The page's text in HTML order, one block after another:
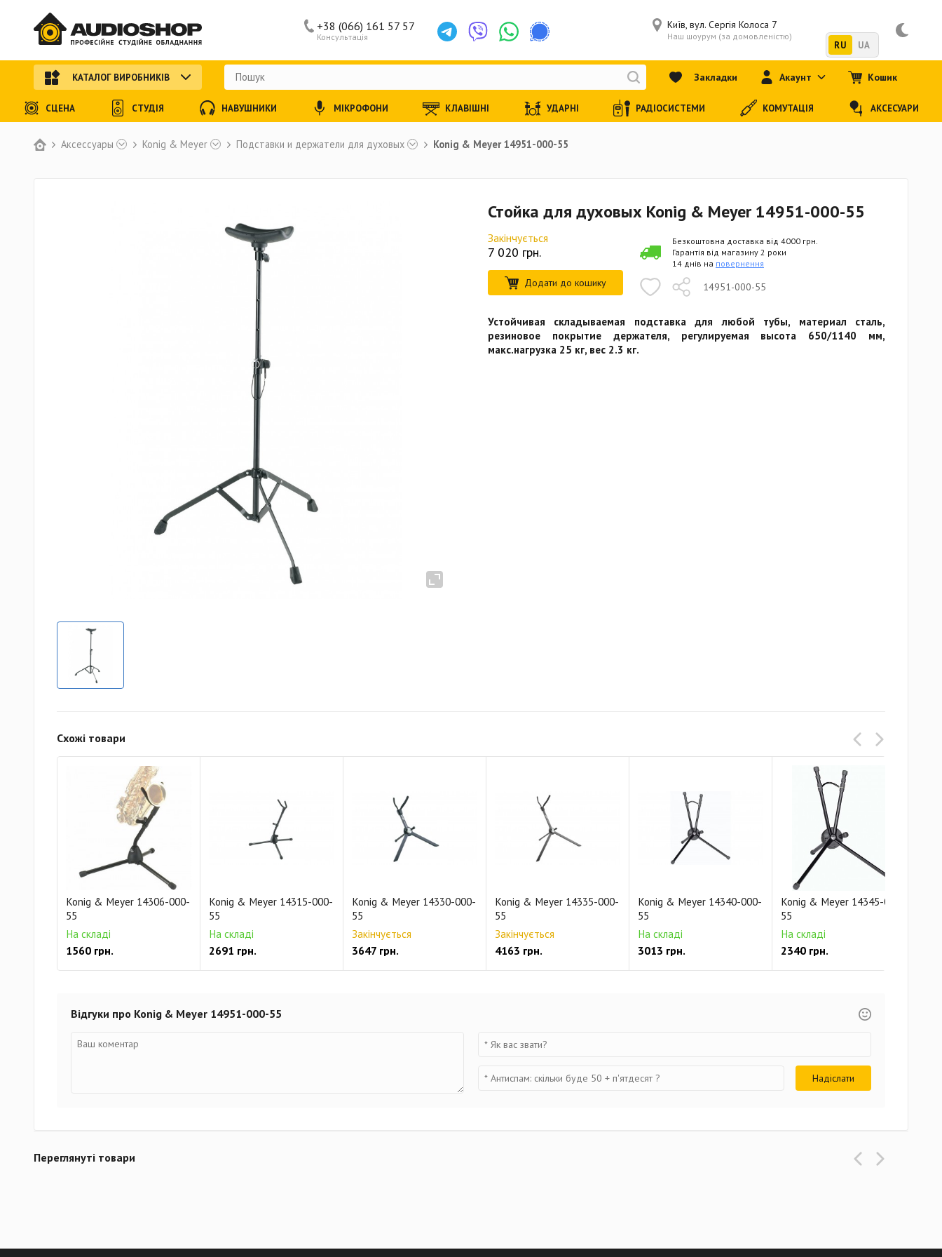
Аксессуары Konig & Meyer Подставки и держатели для духовых Konig & Meyer 14951-000-55
Стойка для духовых Konig & Meyer 14951-000-55
Закінчується
7 020 грн.
Додати до кошику 14951-000-55
Безкоштовна доставка від 4000 грн.
Гарантія від магазину 2 роки
14 днів на повернення
Устойчивая складываемая подставка для любой тубы, материал сталь,
резиновое покрытие держателя, регулируемая высота 650/1140 мм,
макс.нагрузка 25 кг, вес 2.3 кг.
Схожі товари
Konig & Meyer 14306-000-
55
На складі
1560 грн.
Konig & Meyer 14315-000-
55
На складі
2691 грн.
Konig & Meyer 14330-000-
55
Закінчується
3647 грн.
Konig & Meyer 14335-000-
55
Закінчується
4163 грн.
Konig & Meyer 14340-000-
55
На складі
3013 грн.
Konig & Meyer 14345-000-
55
На складі
2340 грн.
Відгуки про Konig & Meyer 14951-000-55
Переглянуті товари
Консультація
+38 (066) 161 57 57 Київ, вул. Сергія Колоса 7
Наш шоурум (за домовленістю)
RU UA
КАТАЛОГ ВИРОБНИКІВ Закладки Акаунт Кошик
СЦЕНА СТУДІЯ НАВУШНИКИ МІКРОФОНИ КЛАВІШНІ УДАРНІ РАДІОСИСТЕМИ КОМУТАЦІЯ АКСЕСУАРИ